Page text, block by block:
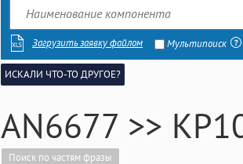
Загрузить заявку файлом Мультипоиск
ИСКАЛИ ЧТО-ТО ДРУГОЕ?
AN6677 >>
Поиск по частям фразы